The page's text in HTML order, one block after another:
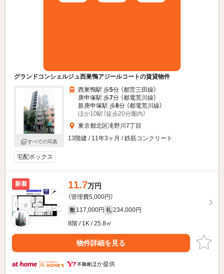
グランドコンシェルジュ西巣鴨アジールコートの賃貸物件
すべての写真
西巣鴨駅 歩5分 （都営三田線）
庚申塚駅 歩7分 （都電荒川線）
新庚申塚駅 歩8分 （都電荒川線）
ほか10駅（徒歩20分圏内）
東京都北区滝野川7丁目
13階建 / 11年3ヶ月 / 鉄筋コンクリート
宅配ボックス
新着 11.7万円
（管理費5,000円）
敷 117,000円 礼 234,000円
8階 / 1K / 25.8㎡
物件詳細を見る
ほか提供